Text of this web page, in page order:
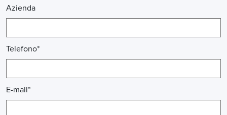
Azienda
Telefono*
E-mail*